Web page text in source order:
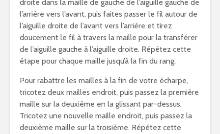
droite dans la maille de gauche de l’aiguille gauche de
l’arrière vers l’avant, puis faites passer le fil autour de
l’aiguille droite de l’avant vers l’arrière et tirez
doucement le fil à travers la maille pour la transférer
de l’aiguille gauche à l’aiguille droite. Répétez cette
étape pour chaque maille jusqu’à la fin du rang.
Pour rabattre les mailles à la fin de votre écharpe,
tricotez deux mailles endroit, puis passez la première
maille sur la deuxième en la glissant par-dessus.
Tricotez une nouvelle maille endroit, puis passez la
deuxième maille sur la troisième. Répétez cette